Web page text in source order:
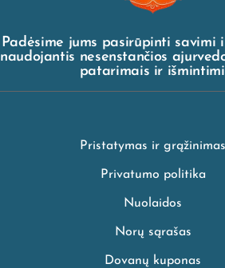
Padėsime jums pasirūpinti savimi
naudojantis nesenstančios
patarimais ir
Pristatymas ir grąžinimas
Privatumo politika
Nuolaidos
Norų sąrašas
Dovanų kuponas